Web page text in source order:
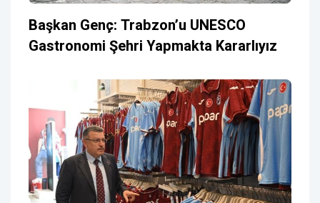
Başkan Genç: Trabzon’u UNESCO
Gastronomi Şehri Yapmakta Kararlıyız